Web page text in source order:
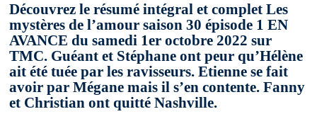
Découvrez le résumé intégral et complet Les
mystères de l’amour saison 30 épisode 1 EN
AVANCE du samedi 1er octobre 2022 sur
TMC. Guéant et Stéphane ont peur qu’Hélène
ait été tuée par les ravisseurs. Etienne se fait
avoir par Mégane mais il s’en contente. Fanny
et Christian ont quitté Nashville.